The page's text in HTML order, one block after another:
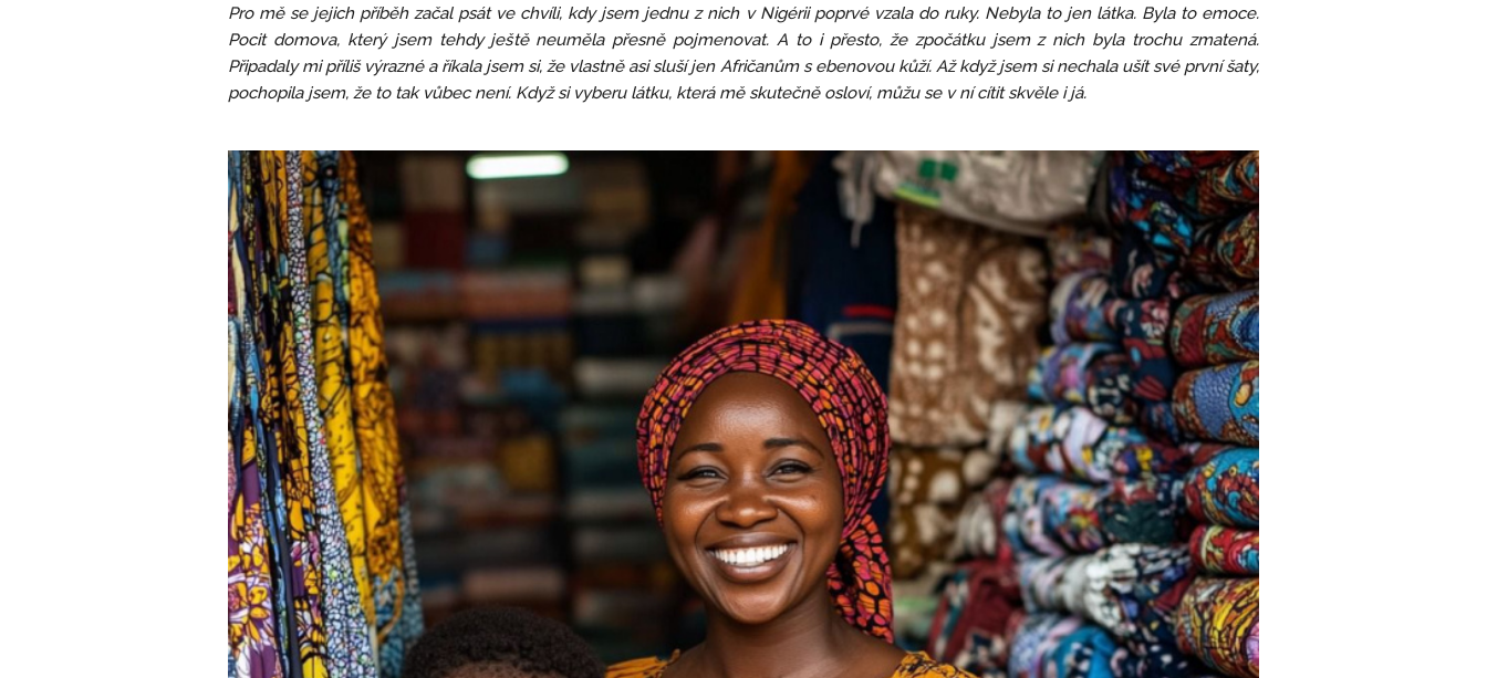
Pro mě se jejich příběh začal psát ve chvíli, kdy jsem jednu z nich v Nigérii poprvé vzala do ruky. Nebyla to jen látka. Byla to emoce.
Pocit domova, který jsem tehdy ještě neuměla přesně pojmenovat. A to i přesto, že zpočátku jsem z nich byla trochu zmatená.
Připadaly mi příliš výrazné a říkala jsem si, že vlastně asi sluší jen Afričanům s ebenovou kůží. Až když jsem si nechala ušít své první šaty,
pochopila jsem, že to tak vůbec není. Když si vyberu látku, která mě skutečně osloví, můžu se v ní cítit skvěle i já.